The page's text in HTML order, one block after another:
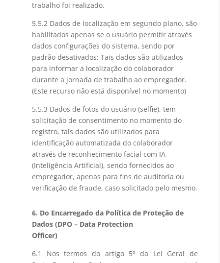
trabalho foi realizado.
5.5.2 Dados de localização em segundo plano, são
habilitados apenas se o usuário permitir através
dados configurações do sistema, sendo por
padrão desativados; Tais dados são utilizados
para informar a localização do colaborador
durante a jornada de trabalho ao empregador.
(Este recurso não está disponível no momento)
5.5.3 Dados de fotos do usuário (selfie), tem
solicitação de consentimento no momento do
registro, tais dados são utilizados para
identificação automatizada do colaborador
através de reconhecimento facial com IA
(Inteligência Artificial), sendo fornecidos ao
empregador, apenas para fins de auditoria ou
verificação de fraude, caso solicitado pelo mesmo.
6. Do Encarregado da Política de Proteção de
Dados (DPO – Data Protection
Officer)
6.1 Nos termos do artigo 5º da Lei Geral de